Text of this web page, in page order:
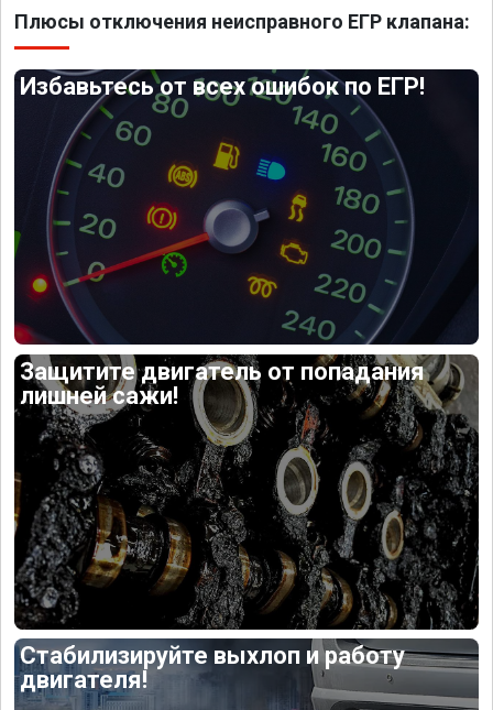
Плюсы отключения неисправного ЕГР клапана:
Избавьтесь от всех ошибок по ЕГР!
Защитите двигатель от попадания
лишней сажи!
Стабилизируйте выхлоп и работу
двигателя!